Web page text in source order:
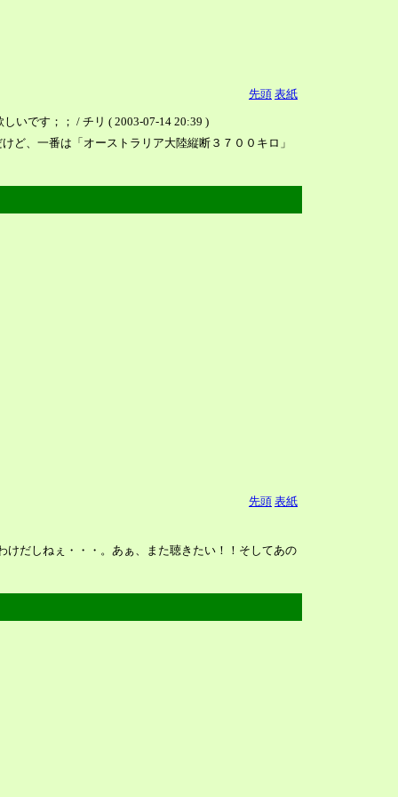
先頭 表紙
いです；； / チリ ( 2003-07-14 20:39 )
ど、一番は「オーストラリア大陸縦断３７００キロ」
先頭 表紙
けだしねぇ・・・。あぁ、また聴きたい！！そしてあの